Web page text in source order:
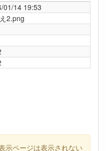
01/14 19:53
2.png
示ページは表示されない